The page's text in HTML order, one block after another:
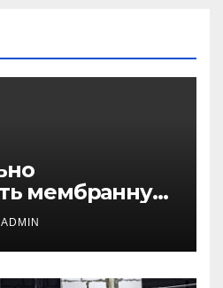
мембранную
крыши
ADMIN